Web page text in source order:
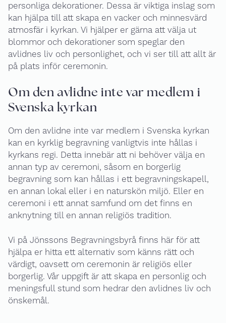
personliga dekorationer. Dessa är viktiga inslag som
kan hjälpa till att skapa en vacker och minnesvärd
atmosfär i kyrkan. Vi hjälper er gärna att välja ut
blommor och dekorationer som speglar den
avlidnes liv och personlighet, och vi ser till att allt är
på plats inför ceremonin.
Om den avlidne inte var medlem i
Svenska kyrkan
Om den avlidne inte var medlem i Svenska kyrkan
kan en kyrklig begravning vanligtvis inte hållas i
kyrkans regi. Detta innebär att ni behöver välja en
annan typ av ceremoni, såsom en borgerlig
begravning som kan hållas i ett begravningskapell,
en annan lokal eller i en naturskön miljö. Eller en
ceremoni i ett annat samfund om det finns en
anknytning till en annan religiös tradition.
Vi på Jönssons Begravningsbyrå finns här för att
hjälpa er hitta ett alternativ som känns rätt och
värdigt, oavsett om ceremonin är religiös eller
borgerlig. Vår uppgift är att skapa en personlig och
meningsfull stund som hedrar den avlidnes liv och
önskemål.